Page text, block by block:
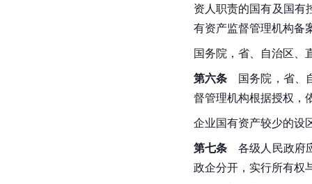
资人职责的国有及国有
有资产监督管理机构备
国务院 ，省、自治区
第六条 国务院，省、
督管理机构根据授权，
企业国有资产较少的设
第七条 各级人民政府
政企分开，实行所有权